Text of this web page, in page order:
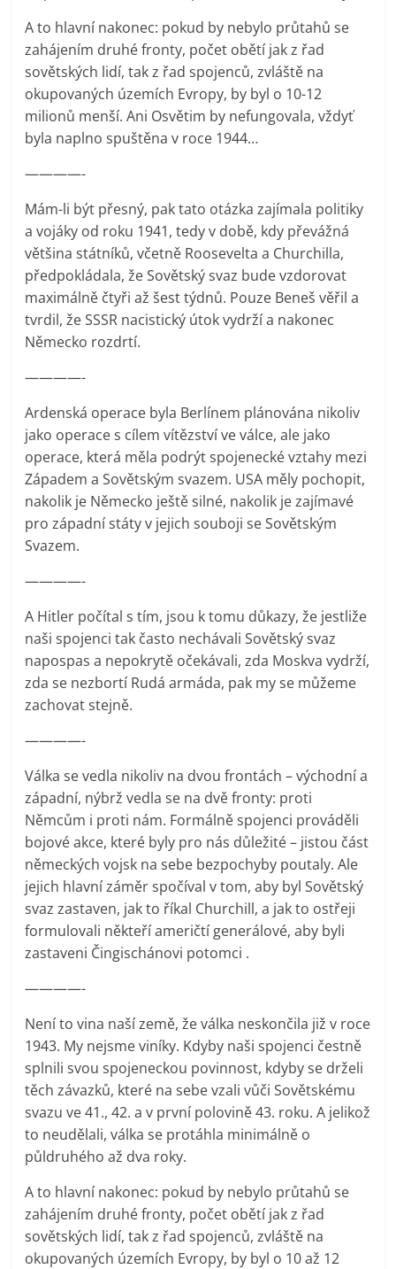
A to hlavní nakonec: pokud by nebylo průtahů se
zahájením druhé fronty, počet obětí jak z řad
sovětských lidí, tak z řad spojenců, zvláště na
okupovaných územích Evropy, by byl o 10-12
milionů menší. Ani Osvětim by nefungovala, vždyť
byla naplno spuštěna v roce 1944…
————-
Mám-li být přesný, pak tato otázka zajímala politiky
a vojáky od roku 1941, tedy v době, kdy převážná
většina státníků, včetně Roosevelta a Churchilla,
předpokládala, že Sovětský svaz bude vzdorovat
maximálně čtyři až šest týdnů. Pouze Beneš věřil a
tvrdil, že SSSR nacistický útok vydrží a nakonec
Německo rozdrtí.
————-
Ardenská operace byla Berlínem plánována nikoliv
jako operace s cílem vítězství ve válce, ale jako
operace, která měla podrýt spojenecké vztahy mezi
Západem a Sovětským svazem. USA měly pochopit,
nakolik je Německo ještě silné, nakolik je zajímavé
pro západní státy v jejich souboji se Sovětským
Svazem.
————-
A Hitler počítal s tím, jsou k tomu důkazy, že jestliže
naši spojenci tak často nechávali Sovětský svaz
napospas a nepokrytě očekávali, zda Moskva vydrží,
zda se nezbortí Rudá armáda, pak my se můžeme
zachovat stejně.
————-
Válka se vedla nikoliv na dvou frontách – východní a
západní, nýbrž vedla se na dvě fronty: proti
Němcům i proti nám. Formálně spojenci prováděli
bojové akce, které byly pro nás důležité – jistou část
německých vojsk na sebe bezpochyby poutaly. Ale
jejich hlavní záměr spočíval v tom, aby byl Sovětský
svaz zastaven, jak to říkal Churchill, a jak to ostřeji
formulovali někteří američtí generálové, aby byli
zastaveni Čingischánovi potomci .
————-
Není to vina naší země, že válka neskončila již v roce
1943. My nejsme viníky. Kdyby naši spojenci čestně
splnili svou spojeneckou povinnost, kdyby se drželi
těch závazků, které na sebe vzali vůči Sovětskému
svazu ve 41., 42. a v první polovině 43. roku. A jelikož
to neudělali, válka se protáhla minimálně o
půldruhého až dva roky.
A to hlavní nakonec: pokud by nebylo průtahů se
zahájením druhé fronty, počet obětí jak z řad
sovětských lidí, tak z řad spojenců, zvláště na
okupovaných územích Evropy, by byl o 10 až 12